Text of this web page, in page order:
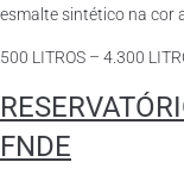
esmalte sintético na cor
500 LITROS – 4.300
FNDE